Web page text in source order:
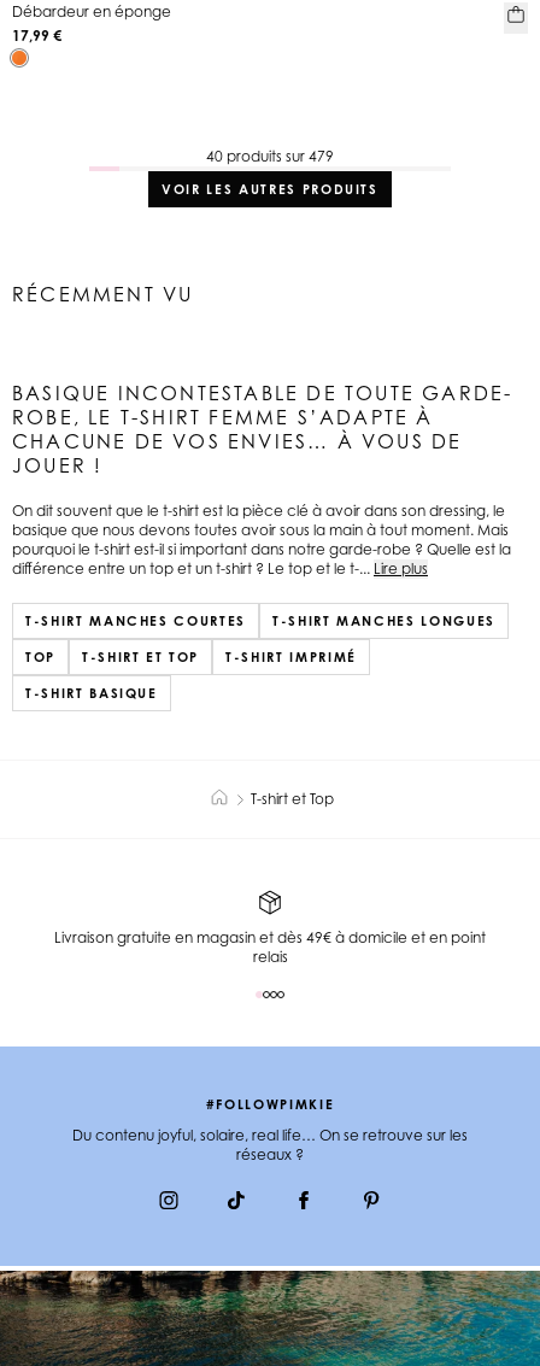
Débardeur en éponge
17,99 €
40 produits sur 479
VOIR LES AUTRES PRODUITS
RÉCEMMENT VU
BASIQUE INCONTESTABLE DE TOUTE GARDE-
ROBE, LE T-SHIRT FEMME S’ADAPTE À
CHACUNE DE VOS ENVIES… À VOUS DE
JOUER !
On dit souvent que le t-shirt est la pièce clé à avoir dans son dressing, le
basique que nous devons toutes avoir sous la main à tout moment. Mais
pourquoi le t-shirt est-il si important dans notre garde-robe ? Quelle est la
différence entre un top et un t-shirt ? Le top et le t-... Lire plus
T-SHIRT MANCHES COURTES T-SHIRT MANCHES LONGUES
TOP T-SHIRT ET TOP T-SHIRT IMPRIMÉ
T-SHIRT BASIQUE
T-shirt et Top
Livraison gratuite en magasin et dès 49€ à domicile et en point
relais
#FOLLOWPIMKIE
Du contenu joyful, solaire, real life… On se retrouve sur les
réseaux ?